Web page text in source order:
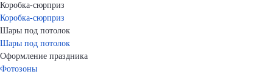
Коробка-сюрприз
Коробка-сюрприз
Шары под потолок
Шары под потолок
Оформление праздника
Фотозоны